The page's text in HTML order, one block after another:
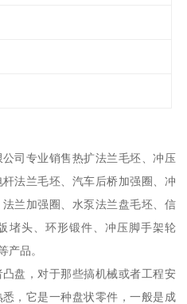
司专业销售热扩法兰毛坯、冲压
法兰毛坯、汽车后桥加强圈、冲
兰加强圈、水泵法兰盘毛坯、信
堵头、环形锻件、冲压脚手架轮
产品。
盘，对于那些搞机械或者工程安
，它是一种盘状零件，一般是成